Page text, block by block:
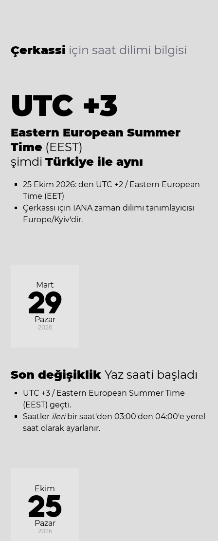
Çerkassi için saat dilimi bilgisi
UTC +3
Eastern European Summer
Time (EEST)
şimdi Türkiye ile aynı
25 Ekim 2026: den UTC +2 / Eastern European
Time (EET)
Çerkassi için IANA zaman dilimi tanımlayıcısı
Europe/Kyiv'dir.
Pazar
Mart
29
2026
Son değişiklikYaz saati başladı
UTC +3 / Eastern European Summer Time
(EEST) geçti.
Saatler ileribir saat'den 03:00'den 04:00'e yerel
saat olarak ayarlanır.
Pazar
Ekim
25
2026